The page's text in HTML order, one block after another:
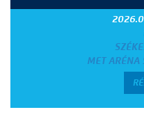
MET ARÉNA